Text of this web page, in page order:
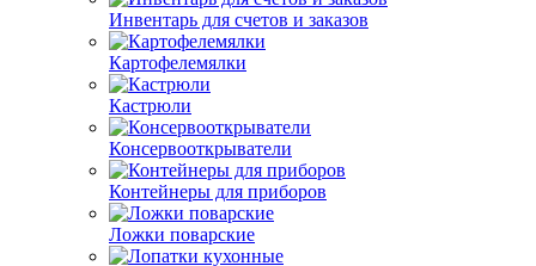
Инвентарь для счетов и заказов
Картофелемялки
Кастрюли
Консервооткрыватели
Контейнеры для приборов
Ложки поварские